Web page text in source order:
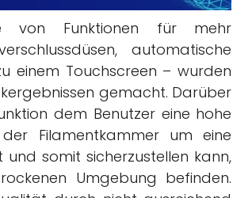
von Funktionen für mehr
automatische
einem Touchscreen – wurden
gemacht. Darüber
dem Benutzer eine hohe
Filamentkammer um eine
somit sicherzustellen kann,
Umgebung befinden.